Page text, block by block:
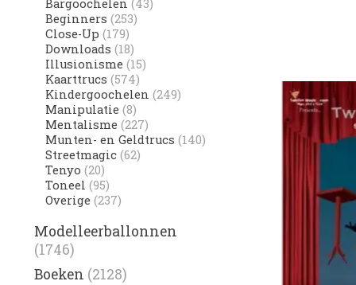
Bargoochelen (43)
Beginners (253)
Close-Up (179)
Downloads (18)
Illusionisme (15)
Kaarttrucs (574)
Kindergoochelen (249)
Manipulatie (8)
Mentalisme (227)
Munten- en Geldtrucs (140)
Streetmagic (62)
Tenyo (20)
Toneel (95)
Overige (237)
Modelleerballonnen
(1746)
Boeken (2128)